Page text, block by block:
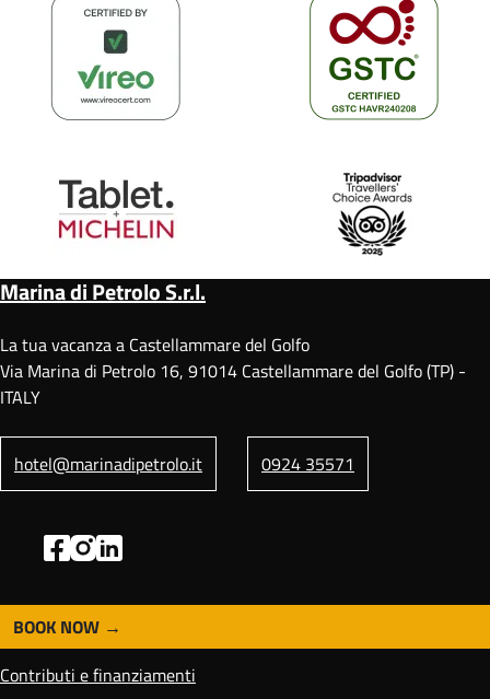
Marina di Petrolo S.r.l.
La tua vacanza a Castellammare del Golfo
Via Marina di Petrolo 16, 91014 Castellammare del Golfo (TP) -
ITALY
hotel@marinadipetrolo.it 0924 35571
o
o
BOOK NOW
Contributi e finanziamenti